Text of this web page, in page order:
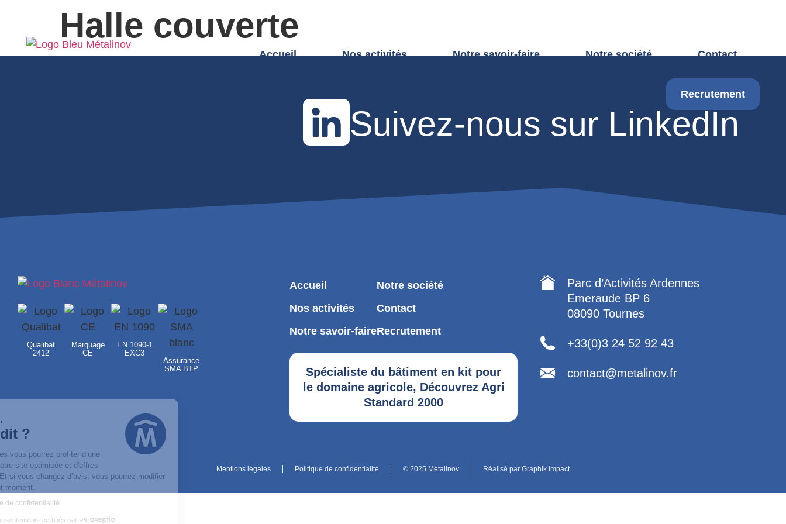
Accueil Nos activités Notre savoir-faire Notre société Contact
Recrutement
Halle couverte
Suivez-nous sur LinkedIn
Qualibat
2412
Marquage
CE
EN 1090-1
EXC3
Assurance
SMA BTP
Accueil
Nos activités
Notre savoir-faire
Notre société
Contact
Recrutement
Spécialiste du bâtiment en kit pour
le domaine agricole, Découvrez Agri
Standard 2000
Parc d’Activités Ardennes
Emeraude BP 6
08090 Tournes
+33(0)3 24 52 92 43
contact@metalinov.fr
Mentions légales Politique de confidentialité © 2025 Métalinov Réalisé par Graphik Impact